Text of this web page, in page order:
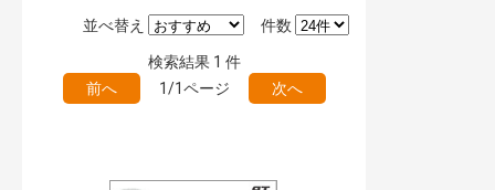
絞り込みの解除
キーワード検索（あいまい）
件数
並べ替え
検索結果 1 件
前へ
1/1ページ 次へ